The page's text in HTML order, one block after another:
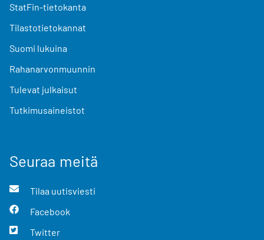
StatFin-tietokanta
Tilastotietokannat
Suomi lukuina
Rahanarvonmuunnin
Tulevat julkaisut
Tutkimusaineistot
Seuraa meitä
Tilaa uutisviesti
Facebook
Twitter